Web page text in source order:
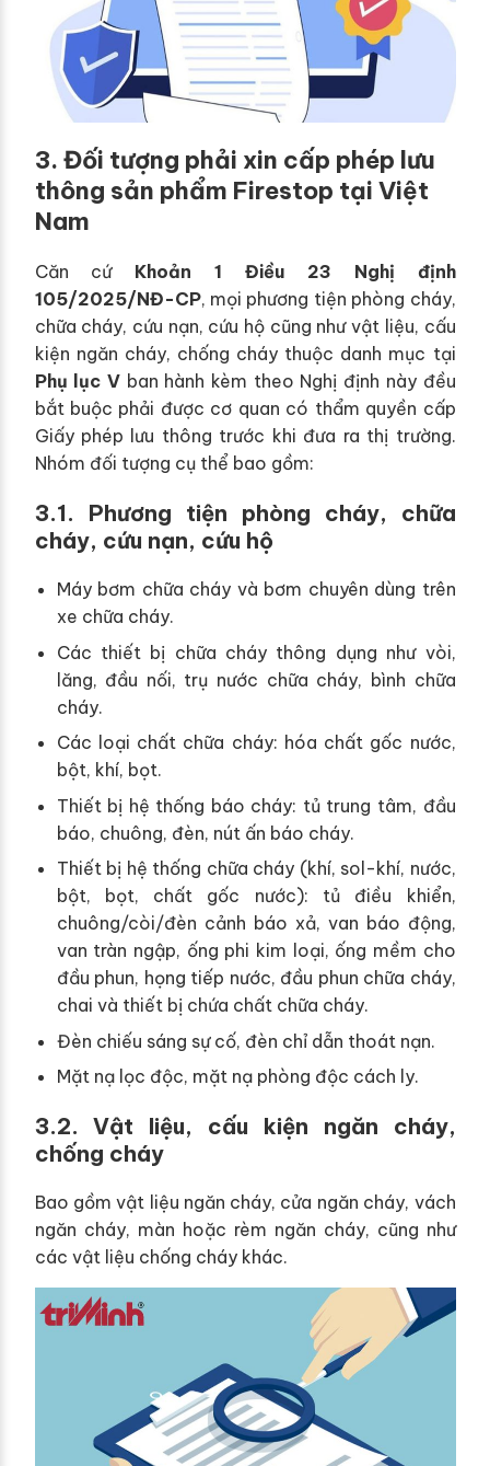
3. Đối tượng phải xin cấp phép lưu
thông sản phẩm Firestop tại Việt
Nam
Căn cứ Khoản 1 Điều 23 Nghị định
105/2025/NĐ-CP, mọi phương tiện phòng cháy,
chữa cháy, cứu nạn, cứu hộ cũng như vật liệu, cấu
kiện ngăn cháy, chống cháy thuộc danh mục tại
Phụ lục Vban hành kèm theo Nghị định này đều
bắt buộc phải được cơ quan có thẩm quyền cấp
Giấy phép lưu thông trước khi đưa ra thị trường.
Nhóm đối tượng cụ thể bao gồm:
3.1. Phương tiện phòng cháy, chữa
cháy, cứu nạn, cứu hộ
Máy bơm chữa cháy và bơm chuyên dùng trên
xe chữa cháy.
Các thiết bị chữa cháy thông dụng như vòi,
lăng, đầu nối, trụ nước chữa cháy, bình chữa
cháy.
Các loại chất chữa cháy: hóa chất gốc nước,
bột, khí, bọt.
Thiết bị hệ thống báo cháy: tủ trung tâm, đầu
báo, chuông, đèn, nút ấn báo cháy.
Thiết bị hệ thống chữa cháy (khí, sol-khí, nước,
bột, bọt, chất gốc nước): tủ điều khiển,
chuông/còi/đèn cảnh báo xả, van báo động,
van tràn ngập, ống phi kim loại, ống mềm cho
đầu phun, họng tiếp nước, đầu phun chữa cháy,
chai và thiết bị chứa chất chữa cháy.
Đèn chiếu sáng sự cố, đèn chỉ dẫn thoát nạn.
Mặt nạ lọc độc, mặt nạ phòng độc cách ly.
3.2. Vật liệu, cấu kiện ngăn cháy,
chống cháy
Bao gồm vật liệu ngăn cháy, cửa ngăn cháy, vách
ngăn cháy, màn hoặc rèm ngăn cháy, cũng như
các vật liệu chống cháy khác.